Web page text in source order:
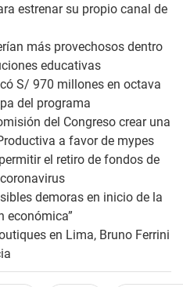
estrenar su propio canal de
más provechosos dentro
educativas
S/ 970 millones en octava
del programa
del Congreso crear una
a favor de mypes
el retiro de fondos de
demoras en inicio de la
económica”
en Lima, Bruno Ferrini